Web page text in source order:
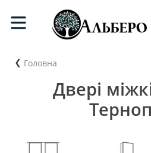
Головна
Двері